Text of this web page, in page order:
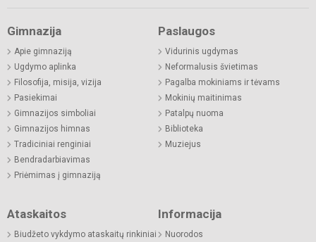
Gimnazija
Apie gimnaziją
Ugdymo aplinka
Filosofija, misija, vizija
Pasiekimai
Gimnazijos simboliai
Gimnazijos himnas
Tradiciniai renginiai
Bendradarbiavimas
Priėmimas į gimnaziją
Paslaugos
Vidurinis ugdymas
Neformalusis švietimas
Pagalba mokiniams ir tėvams
Mokinių maitinimas
Patalpų nuoma
Biblioteka
Muziejus
Ataskaitos
Biudžeto vykdymo ataskaitų rinkiniai
Informacija
Nuorodos